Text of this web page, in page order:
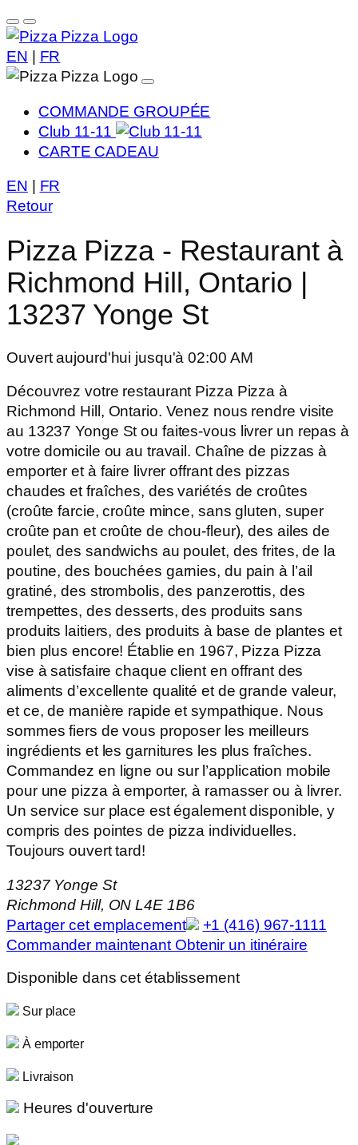
EN FR
COMMANDE GROUPÉE
Club 11-11
CARTE CADEAU
EN
FR
Retour
Pizza Pizza - Restaurant à
Richmond Hill, Ontario |
13237 Yonge St
Ouvert aujourd'hui jusqu'à 02:00 AM
Découvrez votre restaurant Pizza Pizza à
Richmond Hill, Ontario. Venez nous rendre visite
au 13237 Yonge St ou faites-vous livrer un repas à
votre domicile ou au travail. Chaîne de pizzas à
emporter et à faire livrer offrant des pizzas
chaudes et fraîches, des variétés de croûtes
(croûte farcie, croûte mince, sans gluten, super
croûte pan et croûte de chou-fleur), des ailes de
poulet, des sandwichs au poulet, des frites, de la
poutine, des bouchées garnies, du pain à l’ail
gratiné, des strombolis, des panzerottis, des
trempettes, des desserts, des produits sans
produits laitiers, des produits à base de plantes et
bien plus encore! Établie en 1967, Pizza Pizza
vise à satisfaire chaque client en offrant des
aliments d’excellente qualité et de grande valeur,
et ce, de manière rapide et sympathique. Nous
sommes fiers de vous proposer les meilleurs
ingrédients et les garnitures les plus fraîches.
Commandez en ligne ou sur l’application mobile
pour une pizza à emporter, à ramasser ou à livrer.
Un service sur place est également disponible, y
compris des pointes de pizza individuelles.
Toujours ouvert tard!
13237 Yonge St
Richmond Hill, ON L4E 1B6
Partager cet emplacement
+1 (416) 967-1111
Commander maintenant Obtenir un itinéraire
Disponible dans cet établissement
Sur place
À emporter
Livraison
Heures d'ouverture